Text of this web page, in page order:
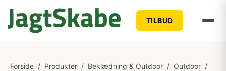
TILBUD
Forside / Produkter / Beklædning & Outdoor / Outdoor /